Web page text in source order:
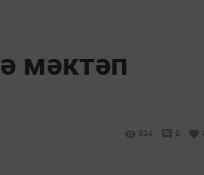
мәктәп
834 0